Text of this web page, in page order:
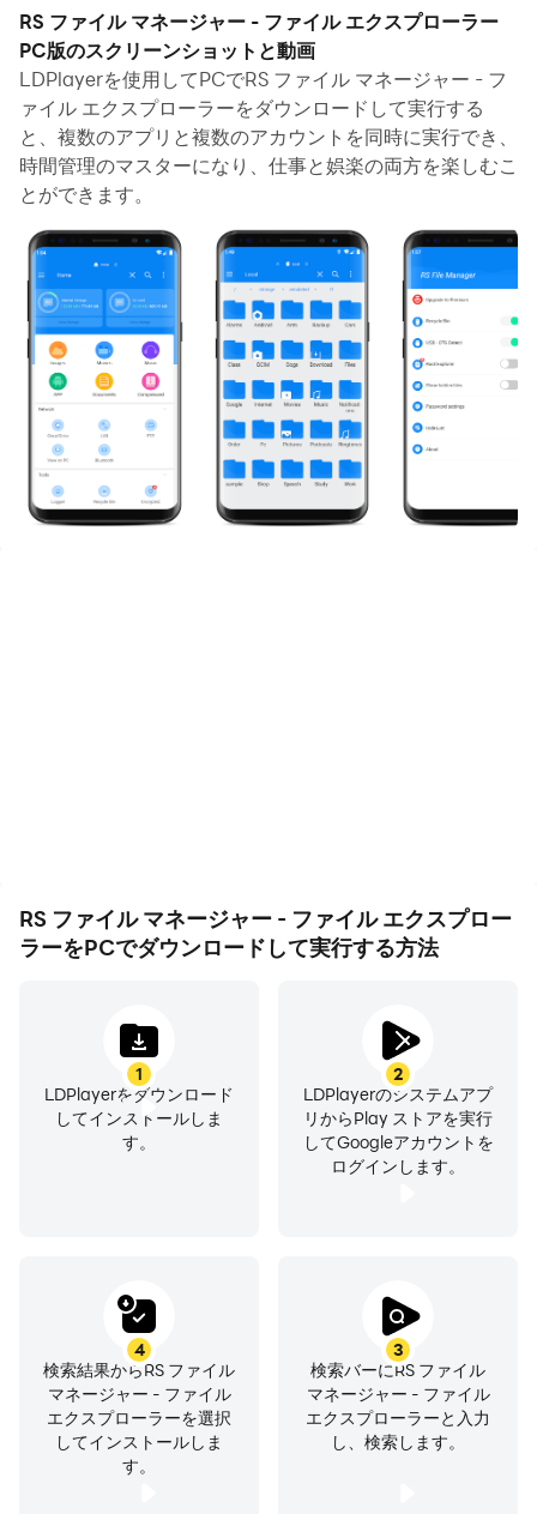
レイできます。
PCでRS ファイル マネージャー - ファイル エクスプロー
ラーを実行すると、大画面で鮮明な表示が可能であり、マ
ウスとキーボードでアプリケーションを操作することは、
タッチスクリーンキーボードよりもはるかに速く、常にデ
バイスの電池残量の心配をする必要はありません。
マルチインスタンスと同期機能を使用すると、PC上で複
数のアプリケーションやアカウントを実行できます。
また、ファイル共有機能を使用すると、画像、ビデオ、お
よびファイルを簡単に共有できます。
RS ファイル マネージャー - ファイル エクスプローラーを
ダウンロードしてPCで実行して、大画面と高解像度の画
質をお楽しみください！
ファイル管理アプリ RSファイルマネージャー-RSファイ
トップで行うようにファイルを管理します。
使用すると、デバイスとクラウドストレージ上のファイル
とフォルダーを簡単に管理できます。また、RSファイル
マネージャーを開いた直後に、デバイスにあるファイルと
アプリの数を確認できます。
●クラウドドライブへのアクセス：Google Drive™,
Dropbox, OneDrive, Yandex, Box, Google Shared Drive,
Mega™, NextCloud
●ネットワークストレージの管理：FTP、FTPS、SFTP、
WebDAV
●ローカルエリアネットワーク：SMB 2.0、NAS、
RS ファイル マネージャー - ファイル エクスプローラー
PC版のスクリーンショットと動画
LDPlayerを使用してPCでRS ファイル マネージャー - フ
ァイル エクスプローラーをダウンロードして実行する
と、複数のアプリと複数のアカウントを同時に実行でき、
時間管理のマスターになり、仕事と娯楽の両方を楽しむこ
とができます。
RS ファイル マネージャー - ファイル エクスプロー
ラーをPCでダウンロードして実行する方法
1
LDPlayerをダウンロード
してインストールしま
す。
2
LDPlayerのシステムアプ
リからPlay ストアを実行
してGoogleアカウントを
ログインします。
3
検索バーにRS ファイル
マネージャー - ファイル
エクスプローラーと入力
し、検索します。
4
検索結果からRS ファイル
マネージャー - ファイル
エクスプローラーを選択
してインストールしま
す。